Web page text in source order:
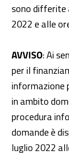
sono differite
2022 e alle
AVVISO: Ai
per il
informazione
in ambito
procedura
domande è
luglio 2022